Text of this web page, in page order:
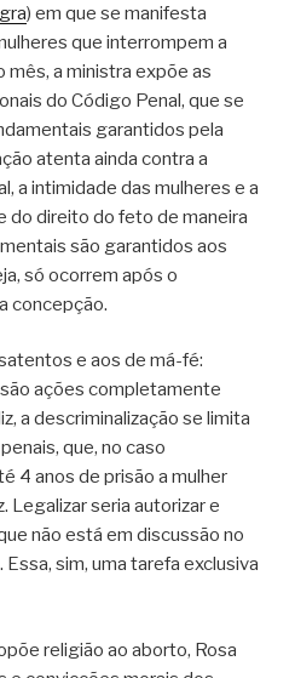
) em que se manifesta
que interrompem a
a ministra expõe as
do Código Penal, que se
garantidos pela
atenta ainda contra a
a intimidade das mulheres e a
do direito do feto de maneira
são garantidos aos
só ocorrem após o
concepção.
e aos de má-fé:
ações completamente
a descriminalização se limita
que, no caso
4 anos de prisão a mulher
Legalizar seria autorizar e
não está em discussão no
sim, uma tarefa exclusiva
religião ao aborto, Rosa